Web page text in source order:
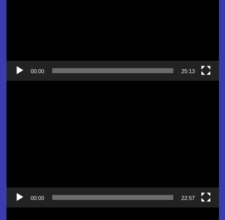
00:00 25:13
00:00 22:57